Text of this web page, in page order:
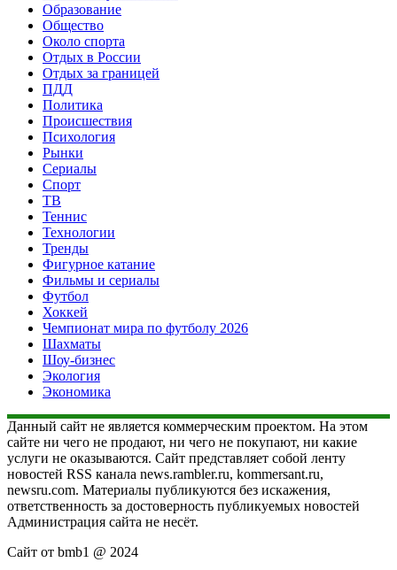
Образование
Общество
Около спорта
Отдых в России
Отдых за границей
ПДД
Политика
Происшествия
Психология
Рынки
Сериалы
Спорт
ТВ
Теннис
Технологии
Тренды
Фигурное катание
Фильмы и сериалы
Футбол
Хоккей
Чемпионат мира по футболу 2026
Шахматы
Шоу-бизнес
Экология
Экономика
Данный сайт не является коммерческим проектом. На этом
сайте ни чего не продают, ни чего не покупают, ни какие
услуги не оказываются. Сайт представляет собой ленту
новостей RSS канала news.rambler.ru, kommersant.ru,
newsru.com. Материалы публикуются без искажения,
ответственность за достоверность публикуемых новостей
Администрация сайта не несёт.
Сайт от bmb1 @ 2024